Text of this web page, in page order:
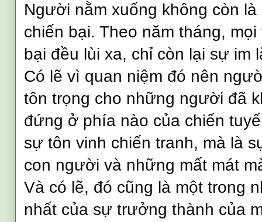
Người nằm xuống không còn
chiến bại. Theo năm tháng,
bại đều lùi xa, chỉ còn lại sự im
Có lẽ vì quan niệm đó nên
tôn trọng cho những người đã
đứng ở phía nào của chiến
sự tôn vinh chiến tranh, mà là
con người và những mất mát
Và có lẽ, đó cũng là một trong
nhất của sự trưởng thành của